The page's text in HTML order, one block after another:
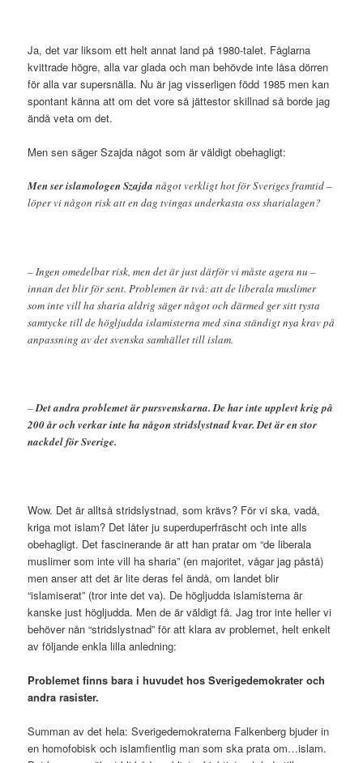
Ja, det var liksom ett helt annat land på 1980-talet. Fåglarna
kvittrade högre, alla var glada och man behövde inte låsa dörren
för alla var supersnälla. Nu är jag visserligen född 1985 men kan
spontant känna att om det vore så jättestor skillnad så borde jag
ändå veta om det.
Men sen säger Szajda något som är väldigt obehagligt:
Men ser islamologen Szajda något verkligt hot för Sveriges framtid –
löper vi någon risk att en dag tvingas underkasta oss sharialagen?
– Ingen omedelbar risk, men det är just därför vi måste agera nu –
innan det blir för sent. Problemen är två: att de liberala muslimer
som inte vill ha sharia aldrig säger något och därmed ger sitt tysta
samtycke till de högljudda islamisterna med sina ständigt nya krav på
anpassning av det svenska samhället till islam.
–Det andra problemet är pursvenskarna. De har inte upplevt krig på
200 år och verkar inte ha någon stridslystnad kvar. Det är en stor
nackdel för Sverige.
Wow. Det är alltså stridslystnad, som krävs? För vi ska, vadå,
kriga mot islam? Det låter ju superduperfräscht och inte alls
obehagligt. Det fascinerande är att han pratar om “de liberala
muslimer som inte vill ha sharia” (en majoritet, vågar jag påstå)
men anser att det är lite deras fel ändå, om landet blir
“islamiserat” (tror inte det va). De högljudda islamisterna är
kanske just högljudda. Men de är väldigt få. Jag tror inte heller vi
behöver nån “stridslystnad” för att klara av problemet, helt enkelt
av följande enkla lilla anledning:
Problemet finns bara i huvudet hos Sverigedemokrater och
andra rasister.
Summan av det hela: Sverigedemokraterna Falkenberg bjuder in
en homofobisk och islamfientlig man som ska prata om…islam.